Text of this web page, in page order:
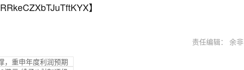
】
责任编辑： 余非
，重申年度利润预期